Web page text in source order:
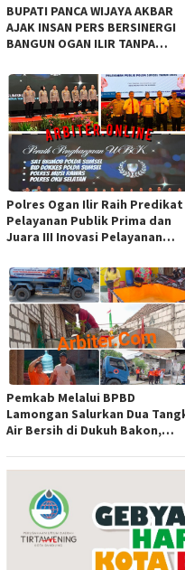
BUPATI PANCA WIJAYA AKBAR
AJAK INSAN PERS BERSINERGI
BANGUN OGAN ILIR TANPA
Polres Ogan Ilir Raih Predikat
Pelayanan Publik Prima dan
Juara III Inovasi Pelayanan
Pemkab Melalui BPBD
Lamongan Salurkan Dua
Air Bersih di Dukuh Bakon,